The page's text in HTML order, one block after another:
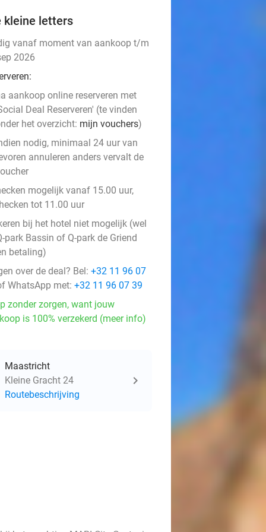
kleine letters
vanaf moment van aankoop t/m
2026
aankoop online reserveren met
Deal Reserveren' (te vinden
het overzicht: mijn vouchers)
nodig, minimaal 24 uur van
annuleren anders vervalt de
mogelijk vanaf 15.00 uur,
tot 11.00 uur
bij het hotel niet mogelijk (wel
park Bassin of Q-park de Griend
betaling)
over de deal? Bel: +32 11 96 07
WhatsApp met: +32 11 96 07 39
zonder zorgen, want jouw
is 100% verzekerd (meer info)
Maastricht
Kleine Gracht 24
Routebeschrijving